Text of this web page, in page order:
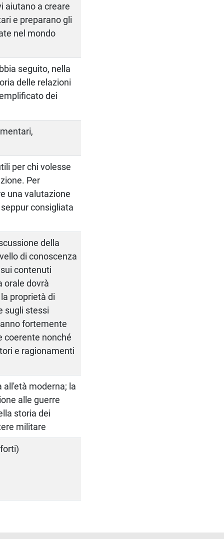
aiutano a creare
e preparano gli
nel mondo
seguito, nella
delle relazioni
dei
per chi volesse
Per
una valutazione
consigliata
della
di conoscenza
contenuti
orale dovrà
proprietà di
sugli stessi
fortemente
coerente nonché
e ragionamenti
moderna; la
alle guerre
storia dei
militare